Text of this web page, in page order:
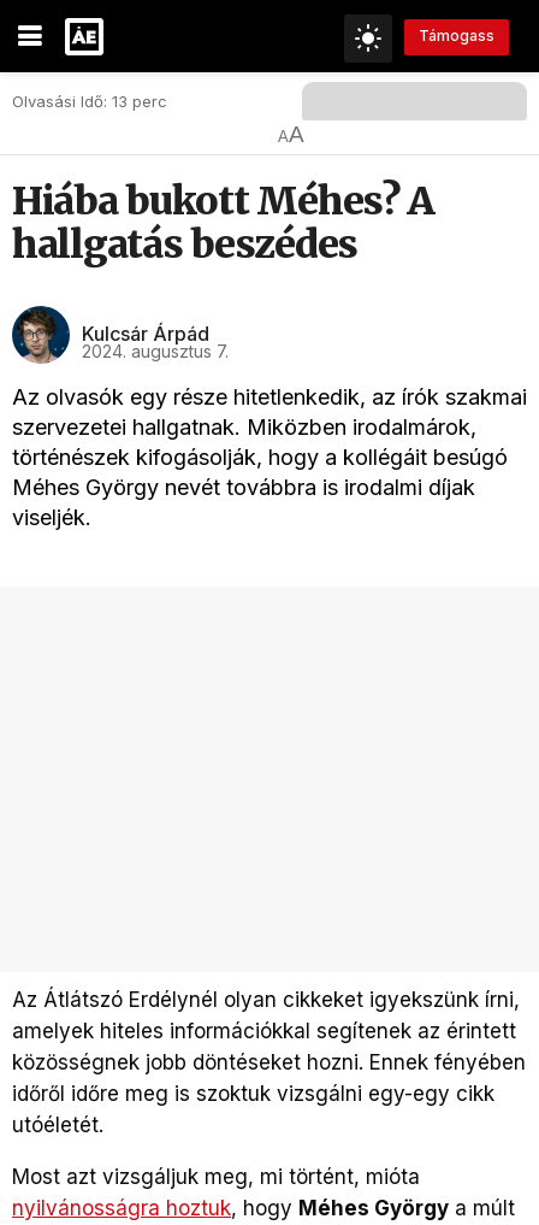
Támogass
Olvasási Idő: 13 perc
AA
Hiába bukott Méhes? A
hallgatás beszédes
Kulcsár Árpád
2024. augusztus 7.
Az olvasók egy része hitetlenkedik, az írók szakmai
szervezetei hallgatnak. Miközben irodalmárok,
történészek kifogásolják, hogy a kollégáit besúgó
Méhes György nevét továbbra is irodalmi díjak
viseljék.
Az Átlátszó Erdélynél olyan cikkeket igyekszünk írni,
amelyek hiteles információkkal segítenek az érintett
közösségnek jobb döntéseket hozni. Ennek fényében
időről időre meg is szoktuk vizsgálni egy-egy cikk
utóéletét.
Most azt vizsgáljuk meg, mi történt, mióta
nyilvánosságra hoztuk, hogy Méhes György a múlt